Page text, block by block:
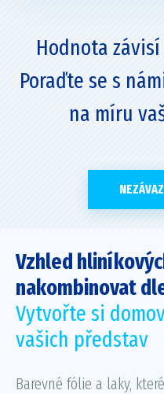
Hodnota
Poraďte se s
na míru
Vzhled
nakombinovat
Vytvořte si
vašich představ
Barevné fólie a laky,